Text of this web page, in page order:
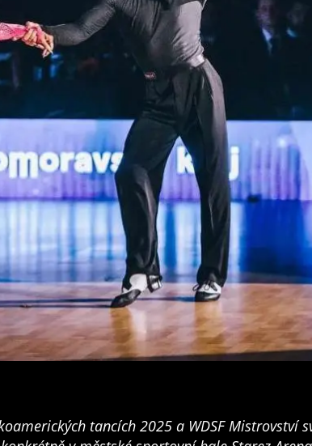
tancích 2025 a WDSF Mistrovství